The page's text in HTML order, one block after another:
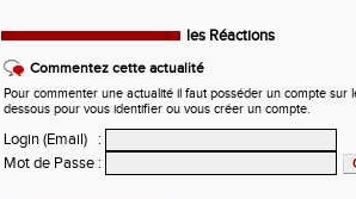
les Réactions
Commentez cette actualité
Pour commenter une actualité il faut posséder un compte sur
dessous pour vous identifier ou vous créer un compte.
Login (Email)
:
Mot de Passe :